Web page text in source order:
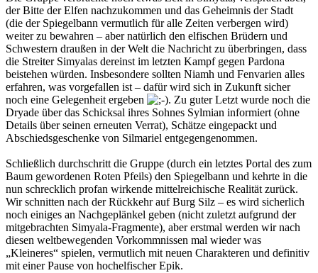
der Bitte der Elfen nachzukommen und das Geheimnis der Stadt
(die der Spiegelbann vermutlich für alle Zeiten verbergen wird)
weiter zu bewahren – aber natürlich den elfischen Brüdern und
Schwestern draußen in der Welt die Nachricht zu überbringen, dass
die Streiter Simyalas dereinst im letzten Kampf gegen Pardona
beistehen würden. Insbesondere sollten Niamh und Fenvarien alles
erfahren, was vorgefallen ist – dafür wird sich in Zukunft sicher
noch eine Gelegenheit ergeben
. Zu guter Letzt wurde noch die
Dryade über das Schicksal ihres Sohnes Sylmian informiert (ohne
Details über seinen erneuten Verrat), Schätze eingepackt und
Abschiedsgeschenke von Silmariel entgegengenommen.
Schließlich durchschritt die Gruppe (durch ein letztes Portal des zum
Baum gewordenen Roten Pfeils) den Spiegelbann und kehrte in die
nun schrecklich profan wirkende mittelreichische Realität zurück.
Wir schnitten nach der Rückkehr auf Burg Silz – es wird sicherlich
noch einiges an Nachgeplänkel geben (nicht zuletzt aufgrund der
mitgebrachten Simyala-Fragmente), aber erstmal werden wir nach
diesen weltbewegenden Vorkommnissen mal wieder was
„Kleineres“ spielen, vermutlich mit neuen Charakteren und definitiv
mit einer Pause von hochelfischer Epik.